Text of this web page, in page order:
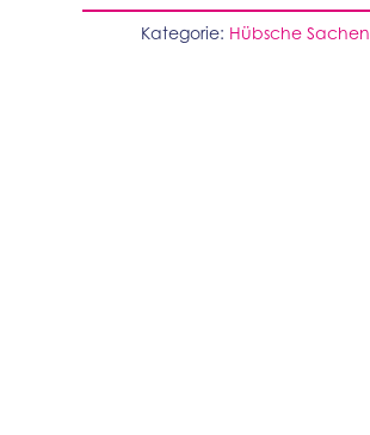
Kategorie: Hübsche Sachen